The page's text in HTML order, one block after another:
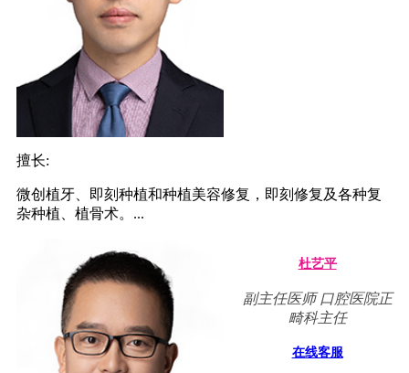
擅长:
微创植牙、即刻种植和种植美容修复，即刻修复及各种复
杂种植、植骨术。...
杜艺平
副主任医师 口腔医院正
畸科主任
在线客服